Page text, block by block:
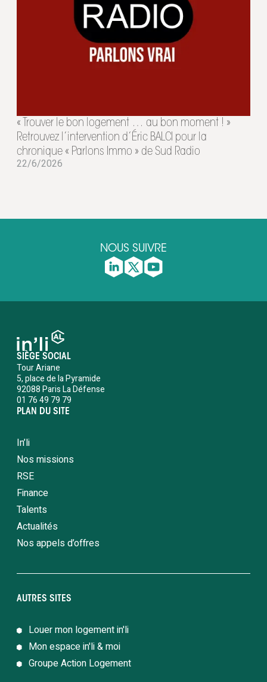
« Trouver le bon logement … au bon moment ! »
Retrouvez l’intervention d’Éric BALCI pour la
chronique « Parlons Immo » de Sud Radio
22/6/2026
NOUS SUIVRE
SIÈGE SOCIAL
Tour Ariane
5, place de la Pyramide
92088 Paris La Défense
01 76 49 79 79
PLAN DU SITE
In’li
Nos missions
RSE
Finance
Talents
Actualités
Nos appels d’offres
AUTRES SITES
Louer mon logement in'li
Mon espace in'li & moi
Groupe Action Logement